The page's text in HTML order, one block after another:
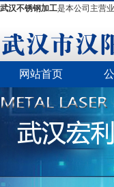
武汉不锈钢加工是本公司主营
网站首页